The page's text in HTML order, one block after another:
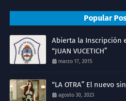
Popular
Abierta la Inscripción
“JUAN VUCETICH”
marzo 17, 2015
“LA OTRA” El nuevo
agosto 30, 2023